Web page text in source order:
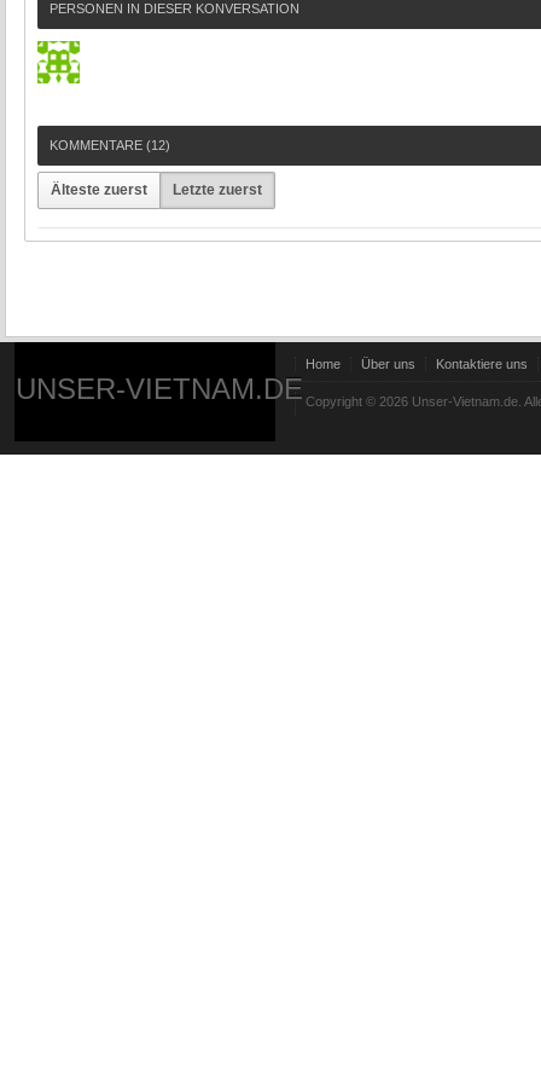
PERSONEN IN DIESER KONVERSATION
KOMMENTARE (12)
Älteste zuerst Letzte zuerst
UNSER-VIETNAM.DE
Home Über uns Kontaktiere uns
Copyright © 2026 Unser-Vietnam.de.